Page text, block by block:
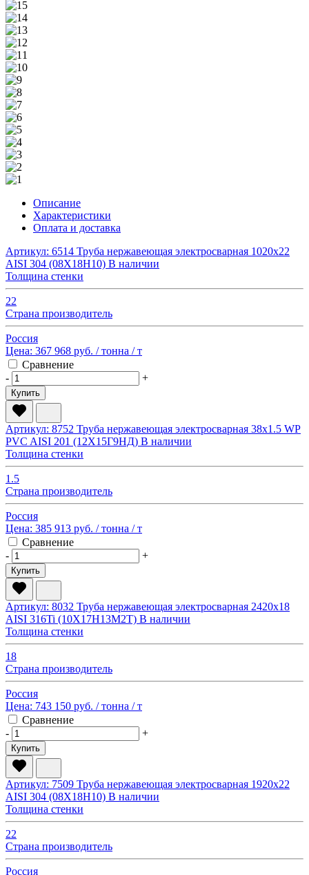
Описание
Характеристики
Оплата и доставка
Артикул: 6514 Труба нержавеющая электросварная 1020х22
AISI 304 (08Х18Н10) В наличии
Толщина стенки
22
Страна производитель
Россия
Цена: 367 968 руб. / тонна / т
Сравнение
-
+
Купить
Артикул: 8752 Труба нержавеющая электросварная 38х1.5 WP
PVC AISI 201 (12Х15Г9НД) В наличии
Толщина стенки
1.5
Страна производитель
Россия
Цена: 385 913 руб. / тонна / т
Сравнение
-
+
Купить
Артикул: 8032 Труба нержавеющая электросварная 2420х18
AISI 316Ti (10Х17Н13М2Т) В наличии
Толщина стенки
18
Страна производитель
Россия
Цена: 743 150 руб. / тонна / т
Сравнение
-
+
Купить
Артикул: 7509 Труба нержавеющая электросварная 1920х22
AISI 304 (08Х18Н10) В наличии
Толщина стенки
22
Страна производитель
Россия